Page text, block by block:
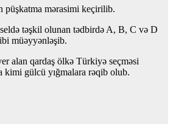
püşkatma mərasimi keçirilib.
təşkil olunan tədbirdə A, B, C və D
müəyyənləşib.
alan qardaş ölkə Türkiyə seçməsi
kimi gülcü yığmalara rəqib olub.